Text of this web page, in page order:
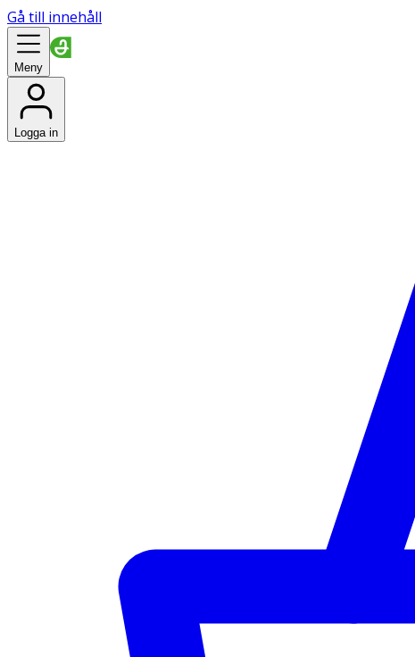
Gå till innehåll
Meny
Logga in